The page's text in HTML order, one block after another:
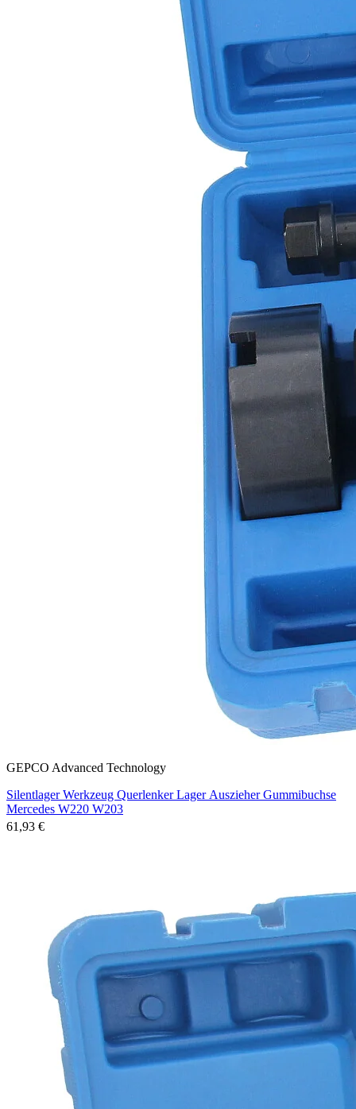
GEPCO Advanced Technology
Silentlager Werkzeug Querlenker Lager Auszieher Gummibuchse
Mercedes W220 W203
61,93 €